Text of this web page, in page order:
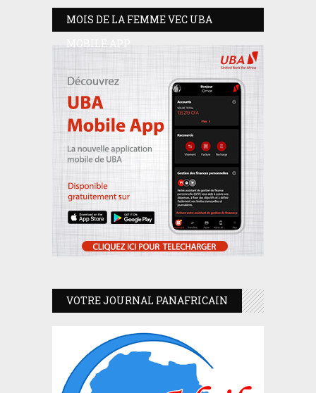
MOIS DE LA FEMME VEC UBA
MOBILE APP
VOTRE JOURNAL PANAFRICAIN